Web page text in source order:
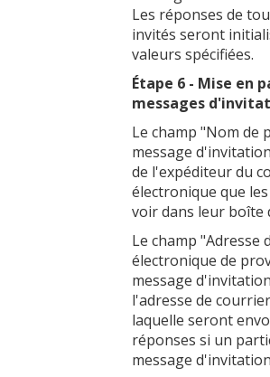
Les réponses de
invités seront
valeurs spécifiées.
Étape 6 - Mise en
messages
Le champ "Nom de
message
de l'expéditeur du
électronique que
voir dans leur boîte
Le champ "Adresse
électronique de
message
l'adresse de
laquelle seront
réponses si un
message